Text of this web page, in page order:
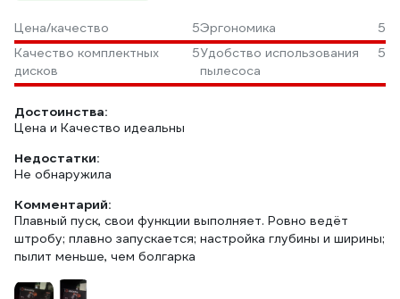
Цена/качество 5Эргономика
5
Качество комплектных
дисков
5Удобство использования
пылесоса
5
Достоинства:
Цена и Качество идеальны
Недостатки:
Не обнаружила
Комментарий:
Плавный пуск, свои функции выполняет. Ровно ведёт
штробу; плавно запускается; настройка глубины и ширины;
пылит меньше, чем болгарка